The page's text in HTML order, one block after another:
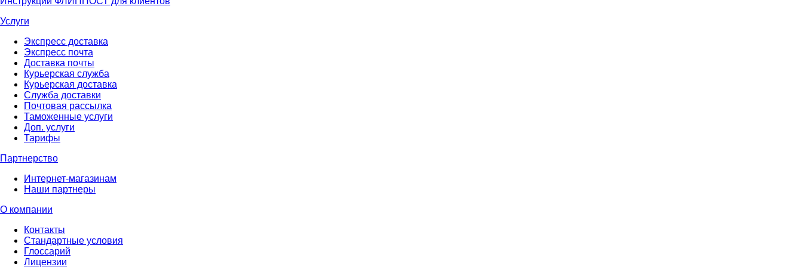
Услуги
Экспресс доставка
Экспресс почта
Доставка почты
Курьерская служба
Курьерская доставка
Служба доставки
Почтовая рассылка
Таможенные услуги
Доп. услуги
Тарифы
Партнерство
Интернет-магазинам
Наши партнеры
О компании
Контакты
Стандартные условия
Глоссарий
Лицензии